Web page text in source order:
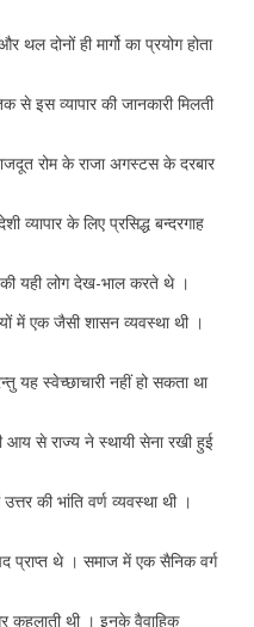
दोनों ही मार्गो का प्रयोग होता
से इस व्यापार की जानकारी मिलती
रोम के राजा अगस्टस के दरबार
व्यापार के लिए प्रसिद्ध बन्दरगाह
की यही लोग देख-भाल करते थे ।
में एक जैसी शासन व्यवस्था थी ।
यह स्वेच्छाचारी नहीं हो सकता था
से राज्य ने स्थायी सेना रखी हुई
की भांति वर्ण व्यवस्था थी ।
प्राप्त थे । समाज में एक सैनिक वर्ग
कहलाती थी । इनके वैवाहिक